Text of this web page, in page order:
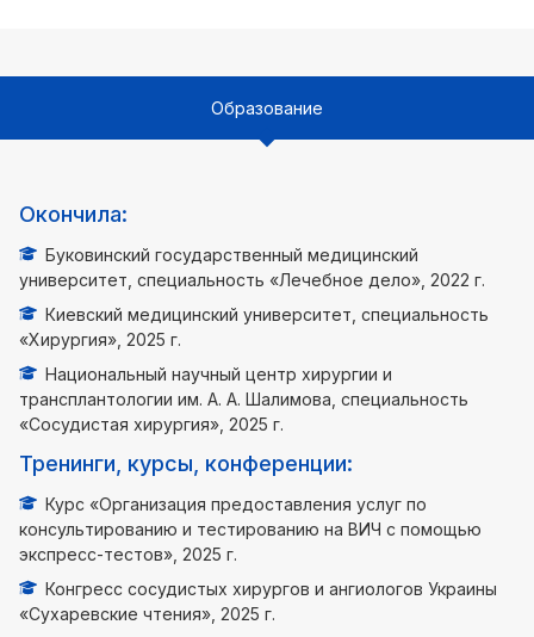
Образование
Окончила:
Буковинский государственный медицинский
университет, специальность «Лечебное дело», 2022 г.
Киевский медицинский университет, специальность
«Хирургия», 2025 г.
Национальный научный центр хирургии и
трансплантологии им. А. А. Шалимова, специальность
«Сосудистая хирургия», 2025 г.
Тренинги, курсы, конференции:
Курс «Организация предоставления услуг по
консультированию и тестированию на ВИЧ с помощью
экспресс-тестов», 2025 г.
Конгресс сосудистых хирургов и ангиологов Украины
«Сухаревские чтения», 2025 г.